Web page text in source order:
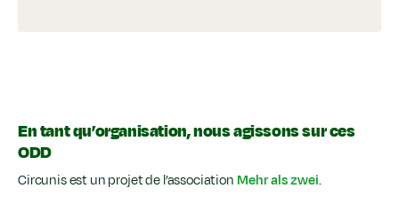
En tant qu’organisation, nous agissons sur ces
ODD
Circunis est un projet de l’association Mehr als zwei.